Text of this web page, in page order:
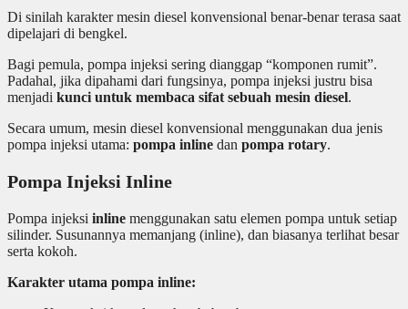
Di sinilah karakter mesin diesel konvensional benar-benar terasa saat
dipelajari di bengkel.
Bagi pemula, pompa injeksi sering dianggap “komponen rumit”.
Padahal, jika dipahami dari fungsinya, pompa injeksi justru bisa
menjadi kunci untuk membaca sifat sebuah mesin diesel.
Secara umum, mesin diesel konvensional menggunakan dua jenis
pompa injeksi utama: pompa inline dan pompa rotary.
Pompa Injeksi Inline
Pompa injeksi inline menggunakan satu elemen pompa untuk setiap
silinder. Susunannya memanjang (inline), dan biasanya terlihat besar
serta kokoh.
Karakter utama pompa inline: